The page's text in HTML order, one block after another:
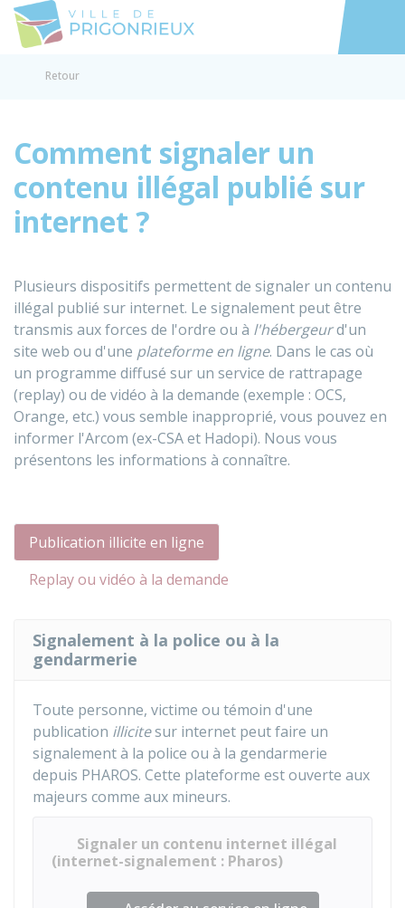
Accéder
Retour
Comment signaler un
contenu illégal publié sur
internet ?
Plusieurs dispositifs permettent de signaler un contenu
illégal publié sur internet. Le signalement peut être
transmis aux forces de l'ordre ou à l'hébergeurd'un
site web ou d'une plateforme en ligne. Dans le cas où
un programme diffusé sur un service de rattrapage
(replay) ou de vidéo à la demande (exemple : OCS,
Orange, etc.) vous semble inapproprié, vous pouvez en
informer l'Arcom (ex-CSA et Hadopi). Nous vous
présentons les informations à connaître.
Publication illicite en ligne
Replay ou vidéo à la demande
Signalement à la police ou à la
gendarmerie
Toute personne, victime ou témoin d'une
publication illicitesur internet peut faire un
signalement à la police ou à la gendarmerie
depuis PHAROS. Cette plateforme est ouverte aux
majeurs comme aux mineurs.
Signaler un contenu internet illégal
(internet-signalement : Pharos)